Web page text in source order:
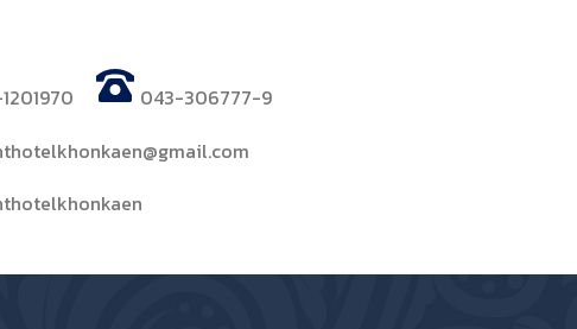
043-306777-9